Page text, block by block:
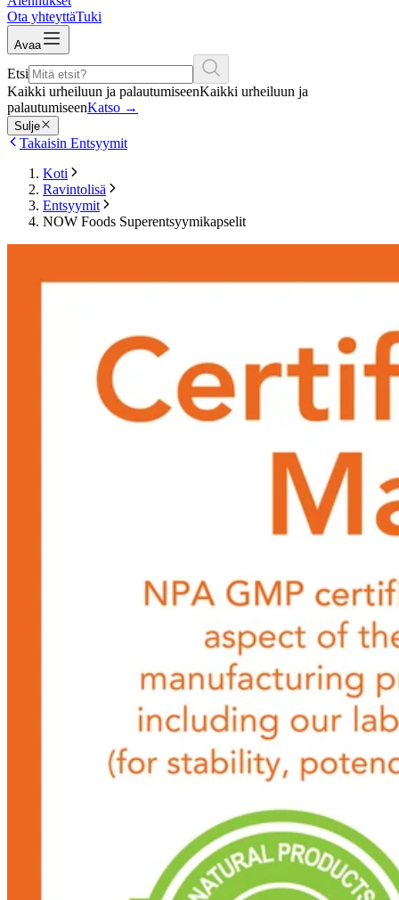
Ota yhteyttäTuki
Avaa
Etsi
Kaikki urheiluun ja palautumiseenKaikki urheiluun ja
palautumiseenKatso →
Sulje
Takaisin Entsyymit
Koti
Ravintolisä
Entsyymit
NOW Foods Superentsyymikapselit